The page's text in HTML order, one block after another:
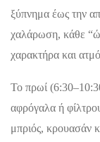
ξύπνημα έως την
χαλάρωση, κάθε
χαρακτήρα και
Το πρωί
αφρόγαλα ή
μπριός, κρουασάν